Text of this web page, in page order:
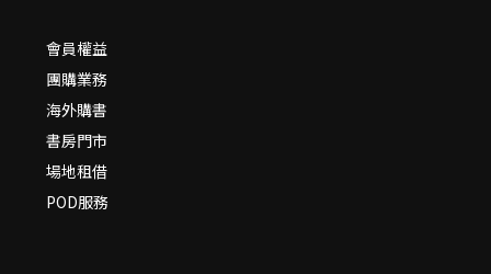
會員權益
團購業務
海外購書
書房門市
場地租借
POD服務